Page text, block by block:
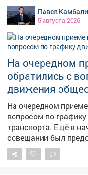
платил,а силовики
четверг областная прокуратура.
лицами службы
приняты
взыскание
Надзорный орган
главного
результате
активизировались,
дисциплинарной
взыскали 315 тысяч
Прокуратура
контролируется
Павел
5 августа 2026
На очередном
обратились с
движения
На очередном
вопросом по
транспорта. Ещё в
совещании был
АТП о работе
пожелания жителей,